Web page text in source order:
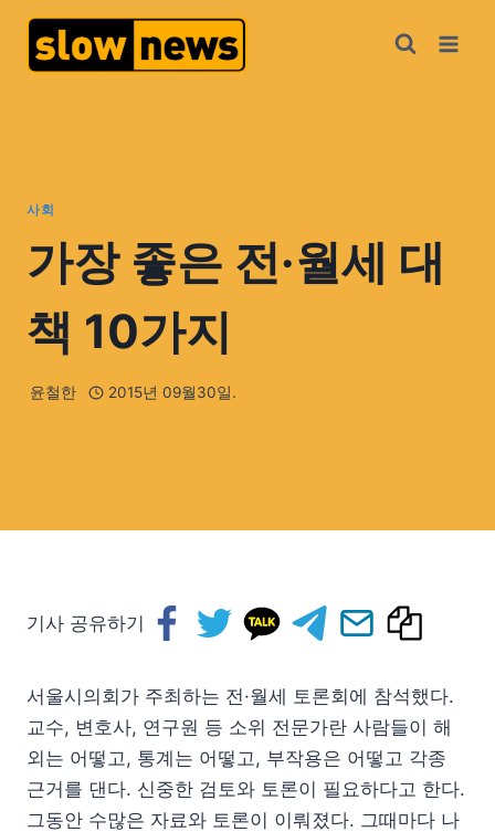
사회
가장 좋은 전·월세 대
책 10가지
윤철한 2015년 09월30일.
기사 공유하기
서울시의회가 주최하는 전·월세 토론회에 참석했다.
교수, 변호사, 연구원 등 소위 전문가란 사람들이 해
외는 어떻고, 통계는 어떻고, 부작용은 어떻고 각종
근거를 댄다. 신중한 검토와 토론이 필요하다고 한다.
그동안 수많은 자료와 토론이 이뤄졌다. 그때마다 나